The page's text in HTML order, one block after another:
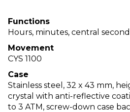
Functions
Hours, minutes, central
Movement
CYS 1100
Case
Stainless steel, 32 x 43 mm,
crystal with anti-reflective
to 3 ATM, screw-down case